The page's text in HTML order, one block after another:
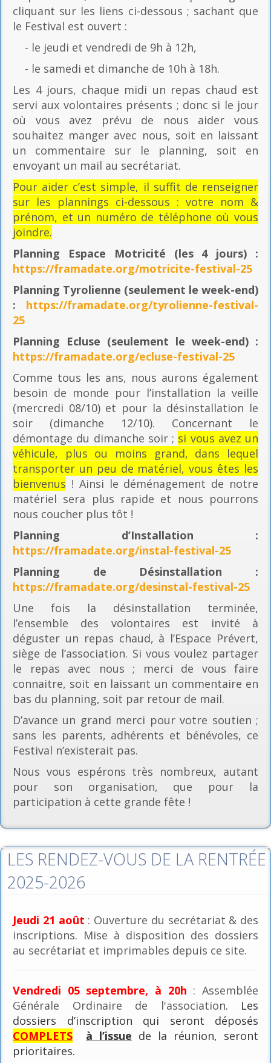
cliquant sur les liens ci-dessous ; sachant que
le Festival est ouvert :
- le jeudi et vendredi de 9h à 12h,
- le samedi et dimanche de 10h à 18h.
Les 4 jours, chaque midi un repas chaud est
servi aux volontaires présents ; donc si le jour
où vous avez prévu de nous aider vous
souhaitez manger avec nous, soit en laissant
un commentaire sur le planning, soit en
envoyant un mail au secrétariat.
Pour aider c’est simple, il suffit de renseigner
sur les plannings ci-dessous : votre nom &
prénom, et un numéro de téléphone où vous
joindre.
Planning Espace Motricité (les 4 jours) :
https://framadate.org/motricite-festival-25
Planning Tyrolienne (seulement le week-end)
: https://framadate.org/tyrolienne-festival-
25
Planning Ecluse (seulement le week-end) :
https://framadate.org/ecluse-festival-25
Comme tous les ans, nous aurons également
besoin de monde pour l’installation la veille
(mercredi 08/10) et pour la désinstallation le
soir (dimanche 12/10). Concernant le
démontage du dimanche soir ; si vous avez un
véhicule, plus ou moins grand, dans lequel
transporter un peu de matériel, vous êtes les
bienvenus ! Ainsi le déménagement de notre
matériel sera plus rapide et nous pourrons
nous coucher plus tôt !
Planning d’Installation :
https://framadate.org/instal-festival-25
Planning de Désinstallation :
https://framadate.org/desinstal-festival-25
Une fois la désinstallation terminée,
l’ensemble des volontaires est invité à
déguster un repas chaud, à l’Espace Prévert,
siège de l’association. Si vous voulez partager
le repas avec nous ; merci de vous faire
connaitre, soit en laissant un commentaire en
bas du planning, soit par retour de mail.
D’avance un grand merci pour votre soutien ;
sans les parents, adhérents et bénévoles, ce
Festival n’existerait pas.
Nous vous espérons très nombreux, autant
pour son organisation, que pour la
participation à cette grande fête !
LES RENDEZ-VOUS DE LA RENTRÉE
2025-2026
Jeudi 21 août : Ouverture du secrétariat & des
inscriptions. Mise à disposition des dossiers
au secrétariat et imprimables depuis ce site.
Vendredi 05 septembre, à 20h : Assemblée
Générale Ordinaire de l'association. Les
dossiers d’inscription qui seront déposés
COMPLETS
à l’issue de la réunion, seront
prioritaires.